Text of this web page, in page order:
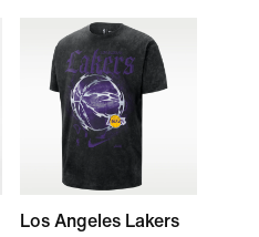
Los Angeles Lakers